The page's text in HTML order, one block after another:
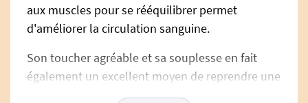
aux muscles pour se rééquilibrer permet
d'améliorer la circulation sanguine.
Son toucher agréable et sa souplesse en fait
également un excellent moyen de reprendre une
activité physique en douceur. Elle est utile pour